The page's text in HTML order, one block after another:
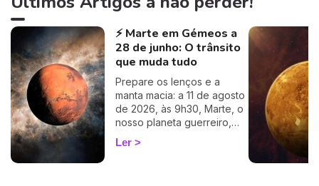
outros… Calcule o seu
descubra como este
influencia o seu Signo Solar
e as suas relações. É um
100%, apenas precisa de
ter a hora e o local do seu
nascimento.
⚡ Marte em Gémeos a
28 de junho: O trânsito
que muda tudo
Prepare os lenços e a
manta macia: a 11 de agosto
de 2026, às 9h30, Marte, o
nosso planeta guerreiro,
guarda a espada, deixa a
agitação mental de Gémeos
Ler